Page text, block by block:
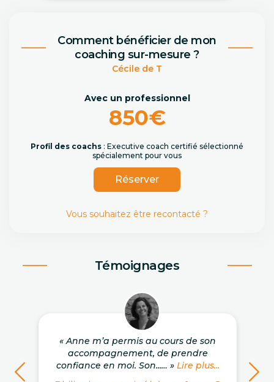
Comment bénéficier de mon
coaching sur-mesure ?
Cécile de T
Avec un professionnel
850€
Profil des coachs : Executive coach certifié sélectionné
spécialement pour vous
Réserver
Vous souhaitez être recontacté ?
Témoignages
« Anne m’a permis au cours de son
accompagnement, de prendre
confiance en moi. Son...… » Lire plus...